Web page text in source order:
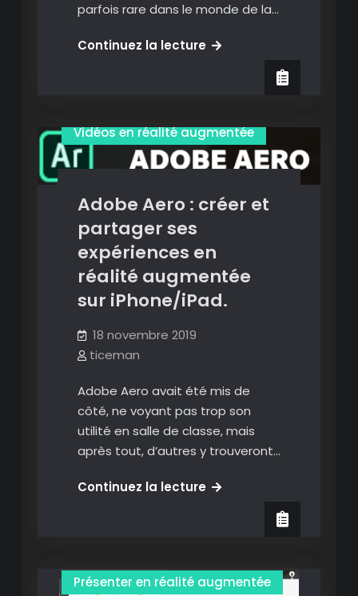
parfois rare dans le monde de la…
Continuez la lecturePictarize
diffuser
des
projets
réalité
un
simple
Vidéos en réalité augmentée
Adobe Aero : créer et
partager ses
expériences en
réalité augmentée
sur iPhone/iPad.
18 novembre 2019
ticeman
Adobe Aero avait été mis de
côté, ne voyant pas trop son
utilité en salle de classe, mais
après tout, d’autres y trouveront…
Continuez la lectureAdobe
et
partager
Présenter en réalité augmentée